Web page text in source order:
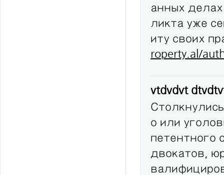
анных
ликта уже
иту своих
roperty.al/
vtdvdvt
о или
петентного
двокатов,